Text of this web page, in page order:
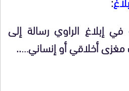
إبلاغ الراوي رسالة إلى
أخلاقي أو إنساني…..